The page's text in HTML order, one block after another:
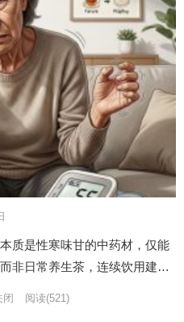
质是性寒味甘的中药材，仅能
非日常养生茶，连续饮用建…
闭 阅读(521)